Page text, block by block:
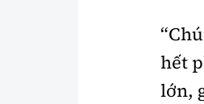
hết
lớn,